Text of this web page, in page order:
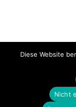
Powered by
HINWEIS AUF LITERATUR
Es wird auf dieser
„Ein Kurs in Wundern©
Diese Website
Nicht